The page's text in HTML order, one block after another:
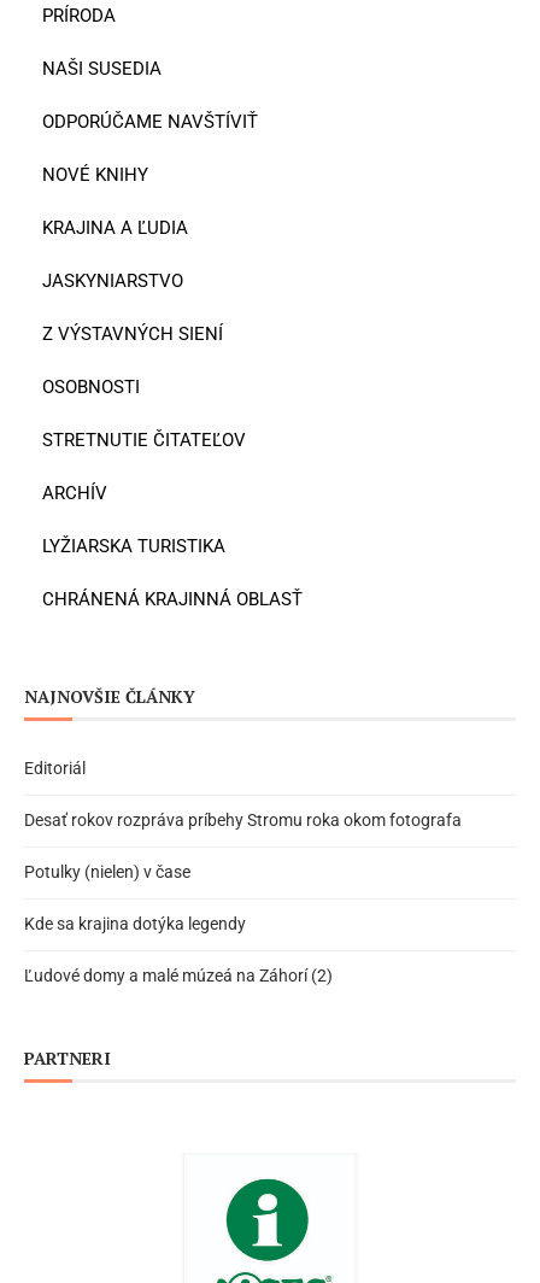
PRÍRODA
NAŠI SUSEDIA
ODPORÚČAME NAVŠTÍVIŤ
NOVÉ KNIHY
KRAJINA A ĽUDIA
JASKYNIARSTVO
Z VÝSTAVNÝCH SIENÍ
OSOBNOSTI
STRETNUTIE ČITATEĽOV
ARCHÍV
LYŽIARSKA TURISTIKA
CHRÁNENÁ KRAJINNÁ OBLASŤ
NAJNOVŠIE ČLÁNKY
Editoriál
Desať rokov rozpráva príbehy Stromu roka okom fotografa
Potulky (nielen) v čase
Kde sa krajina dotýka legendy
Ľudové domy a malé múzeá na Záhorí (2)
PARTNERI